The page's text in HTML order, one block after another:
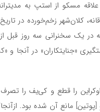
به‌عنوان مجرای مورد علاقه مسکو از
کلان‌شهر زخم‌خورده در
یک سخنرانی سه روز قبل از
«جنایتکاران» در آنجا و
را قطع و کی‌یف را تصرف
مانع‌ ‌آن شده بود.